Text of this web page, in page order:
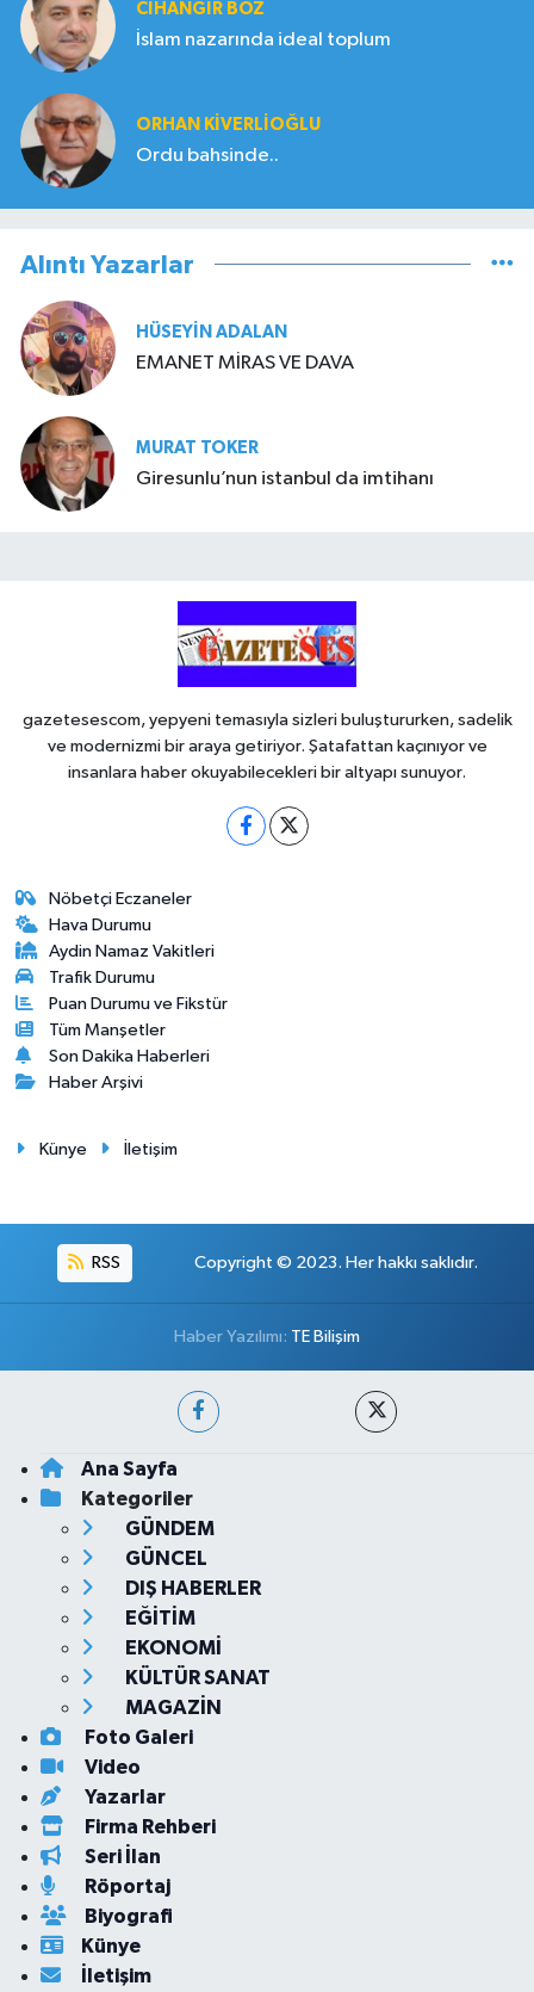
CIHANGIR BOZ
İslam nazarında ideal toplum
ORHAN KIVERLIOĞLU
Ordu bahsinde..
Alıntı Yazarlar
HÜSEYIN ADALAN
EMANET MİRAS VE DAVA
MURAT TOKER
Giresunlu’nun istanbul da imtihanı
gazetesescom, yepyeni temasıyla sizleri buluştururken, sadelik
ve modernizmi bir araya getiriyor. Şatafattan kaçınıyor ve
insanlara haber okuyabilecekleri bir altyapı sunuyor.
Nöbetçi Eczaneler
Hava Durumu
Aydin Namaz Vakitleri
Trafik Durumu
Puan Durumu ve Fikstür
Tüm Manşetler
Son Dakika Haberleri
Haber Arşivi
Künye İletişim
RSS Copyright © 2023. Her hakkı saklıdır.
Haber Yazılımı: TE Bilişim
Ana Sayfa
Kategoriler
GÜNDEM
GÜNCEL
DIŞ HABERLER
EĞİTİM
EKONOMİ
KÜLTÜR SANAT
MAGAZİN
Foto Galeri
Video
Yazarlar
Firma Rehberi
Seri İlan
Röportaj
Biyografi
Künye
İletişim